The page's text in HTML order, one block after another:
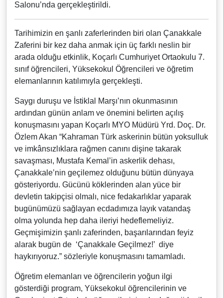
Salonu’nda gerçekleştirildi.
Tarihimizin en şanlı zaferlerinden biri olan Çanakkale
Zaferini bir kez daha anmak için üç farklı neslin bir
arada olduğu etkinlik, Koçarlı Cumhuriyet Ortaokulu 7.
sınıf öğrencileri, Yüksekokul Öğrencileri ve öğretim
elemanlarının katılımıyla gerçekleşti.
Saygı duruşu ve İstiklal Marşı’nın okunmasının
ardından günün anlam ve önemini belirten açılış
konuşmasını yapan Koçarlı MYO Müdürü Yrd. Doç. Dr.
Özlem Akan “Kahraman Türk askerinin bütün yoksulluk
ve imkânsızlıklara rağmen canını dişine takarak
savaşması, Mustafa Kemal’in askerlik dehası,
Çanakkale’nin geçilemez olduğunu bütün dünyaya
gösteriyordu. Gücünü köklerinden alan yüce bir
devletin takipçisi olmalı, nice fedakarlıklar yaparak
bugünümüzü sağlayan ecdadımıza layık vatandaş
olma yolunda hep daha ileriyi hedeflemeliyiz.
Geçmişimizin şanlı zaferinden, başarılarından feyiz
alarak bugün de ‘Çanakkale Geçilmez!’ diye
haykırıyoruz.” sözleriyle konuşmasını tamamladı.
Öğretim elemanları ve öğrencilerin yoğun ilgi
gösterdiği program, Yüksekokul öğrencilerinin ve